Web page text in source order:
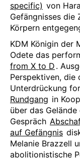
specific) von
Gefängnisses
Körpern
KDM Königin der
Odete das
from X to D .
Perspektiven, die
Unterdrückung
Rundgang in
über das
Gespräch
auf Gefängnis
Melanie Brazzell
abolitionistische